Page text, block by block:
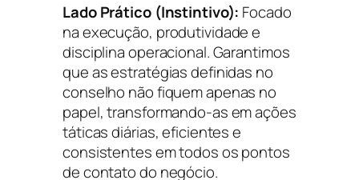
Lado Prático (Instintivo): Focado
na execução, produtividade e
disciplina operacional. Garantimos
que as estratégias definidas no
conselho não fiquem apenas no
papel, transformando-as em ações
táticas diárias, eficientes e
consistentes em todos os pontos
de contato do negócio.